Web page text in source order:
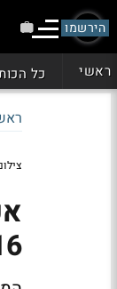
הירשמו
ראשי כל